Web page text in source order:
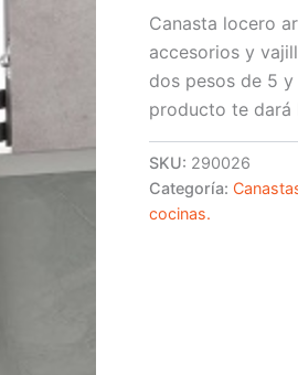
Canasta locero
accesorios y
dos pesos de 5
producto te dará
SKU: 290026
Categoría:
cocinas.